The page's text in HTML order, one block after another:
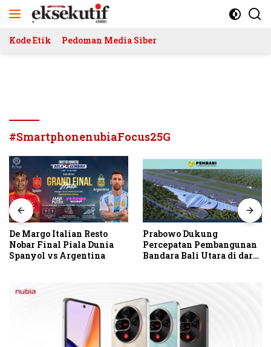
Kode Etik Pedoman Media Siber
#SmartphonenubiaFocus25G
De Margo Italian Resto
Nobar Final Piala Dunia
Spanyol vs Argentina
Prabowo Dukung
Percepatan Pembangunan
Bandara Bali Utara di darat